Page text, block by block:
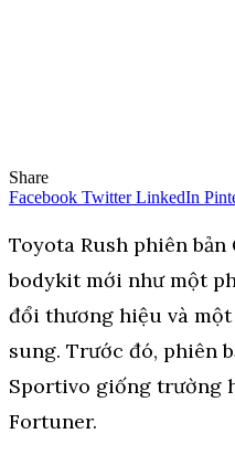
Share
Facebook Twitter LinkedIn
Toyota Rush phiên
bodykit mới như một
đổi thương hiệu và
sung. Trước đó, phiên
Sportivo giống trường
Fortuner.